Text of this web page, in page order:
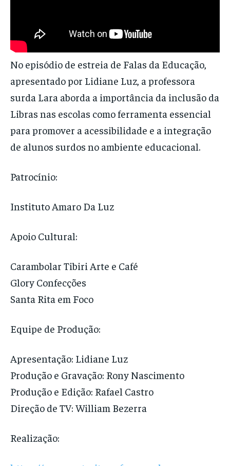
No episódio de estreia de Falas da Educação,
apresentado por Lidiane Luz, a professora
surda Lara aborda a importância da inclusão da
Libras nas escolas como ferramenta essencial
para promover a acessibilidade e a integração
de alunos surdos no ambiente educacional.
Patrocínio:
Instituto Amaro Da Luz
Apoio Cultural:
Carambolar Tibiri Arte e Café
Glory Confecções
Santa Rita em Foco
Equipe de Produção:
Apresentação: Lidiane Luz
Produção e Gravação: Rony Nascimento
Produção e Edição: Rafael Castro
Direção de TV: William Bezerra
Realização: